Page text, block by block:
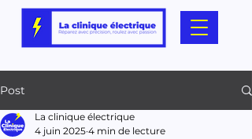
Post
La clinique électrique
4 juin 2025 4 min de lecture